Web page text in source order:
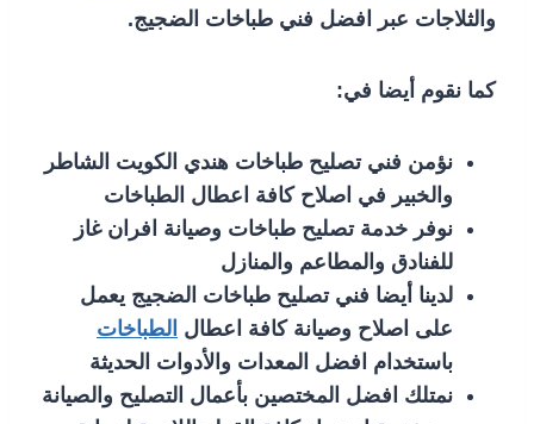
والثلاجات عبر افضل فني طباخات الضجيج.
كما نقوم أيضا في:
نؤمن فني تصليح طباخات هندي الكويت الشاطر
والخبير في اصلاح كافة اعطال الطباخات
نوفر خدمة تصليح طباخات وصيانة افران غاز
للفنادق والمطاعم والمنازل
لدينا أيضا فني تصليح طباخات الضجيج يعمل
على اصلاح وصيانة كافة اعطال الطباخات
باستخدام افضل المعدات والأدوات الحديثة
نمتلك افضل المختصين بأعمال التصليح والصيانة